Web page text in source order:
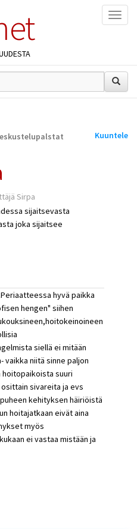
Kuuntele
Sirpa
sijaitsevasta
joka sijaitsee
hyvä paikka
hengen" siihen
siellä ei mitään
vaikka niitä sinne paljon
hoitopaikoista suuri
sivareita ja evs
kehityksen häiriöistä
hoitajatkaan eivät aina
myös
ei vastaa mistään ja